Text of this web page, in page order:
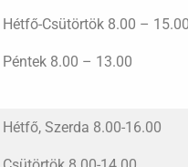
Hétfő-Csütörtök 8.00 – 15.00
Péntek 8.00 – 13.00
Hétfő, Szerda 8.00-16.00